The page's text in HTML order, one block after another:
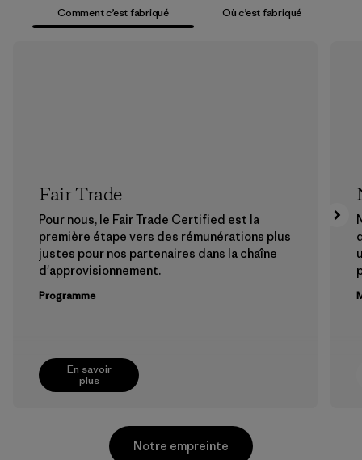
Comment c’est fabriqué Où c’est fabriqué
En savoir
plus
Fair Trade
Pour nous, le Fair Trade Certified est la
première étape vers des rémunérations plus
justes pour nos partenaires dans la chaîne
d'approvisionnement.
Programme
Notre empreinte